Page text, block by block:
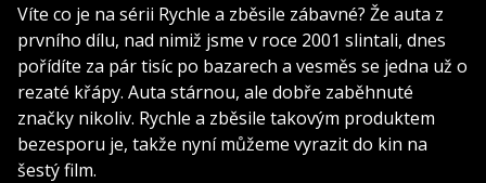
Víte co je na sérii Rychle a zběsile zábavné? Že auta z
prvního dílu, nad nimiž jsme v roce 2001 slintali, dnes
pořídíte za pár tisíc po bazarech a vesměs se jedna už o
rezaté křápy. Auta stárnou, ale dobře zaběhnuté
značky nikoliv. Rychle a zběsile takovým produktem
bezesporu je, takže nyní můžeme vyrazit do kin na
šestý film.